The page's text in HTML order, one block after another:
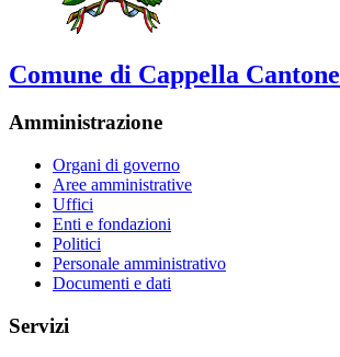
Comune di Cappella Cantone
Amministrazione
Organi di governo
Aree amministrative
Uffici
Enti e fondazioni
Politici
Personale amministrativo
Documenti e dati
Servizi